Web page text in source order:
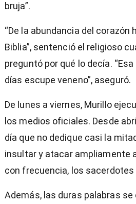
bruja”.
“De la abundancia del corazón
Biblia”, sentenció el religioso
preguntó por qué lo decía.
días escupe veneno”, aseguró.
De lunes a viernes, Murillo
los medios oficiales. Desde
día que no dedique casi la
insultar y atacar ampliamente
con frecuencia, los
Además, las duras palabras se